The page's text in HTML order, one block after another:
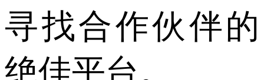
寻找合作伙伴的
绝佳平台。